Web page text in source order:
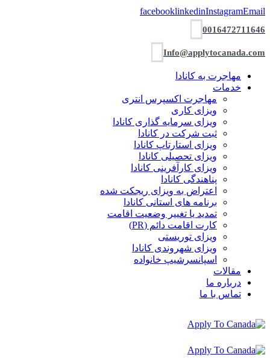
facebooklinkedinInstagramEmail
0016472711646
Info@applytocanada.com
مهاجرت به کانادا
خدمات
مهاجرت اکسپرس انتری
ویزای کاری
ویزای سرمایه گذاری کانادا
ثبت شرکت در کانادا
ویزای استارتاپ کانادا
ویزای تحصیلی کانادا
ویزای کارآفرینی کانادا
پناهندگی کانادا
اعتراض به ویزای ریجکت شده
برنامه های استانی کانادا
تمدید یا تغییر وضعیت اقامت
کارت اقامت دائم (PR)
ویزای توریستی
ویزای شھروندی کانادا
اسپانسرشیپ خانواده
مقالات
درباره ما
تماس با ما